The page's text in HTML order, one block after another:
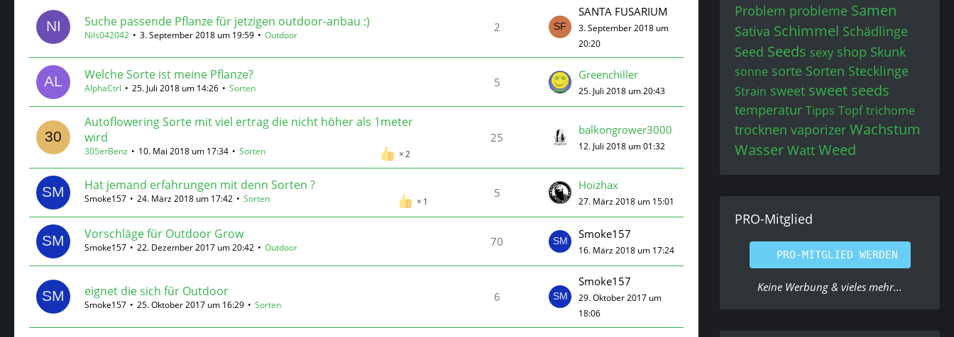
Suche passende Pflanze für jetzigen outdoor-anbau :)
Nils042042 3. September 2018 um 19:59 Outdoor
2
SANTA FUSARIUM
3. September 2018 um
20:20
Welche Sorte ist meine Pflanze?
AlphaCtrl 25. Juli 2018 um 14:26 Sorten 5
Greenchiller
25. Juli 2018 um 20:43
Autoflowering Sorte mit viel ertrag die nicht höher als 1meter
wird
2
305erBenz 10. Mai 2018 um 17:34 Sorten
25
balkongrower3000
12. Juli 2018 um 01:32
Hat jemand erfahrungen mit denn Sorten ?
1
Smoke157 24. März 2018 um 17:42 Sorten 5
Hoizhax
27. März 2018 um 15:01
Vorschläge für Outdoor Grow
Smoke157 22. Dezember 2017 um 20:42 Outdoor 70
Smoke157
16. März 2018 um 17:24
eignet die sich für Outdoor
Smoke157 25. Oktober 2017 um 16:29 Sorten
6
Smoke157
29. Oktober 2017 um
18:06
Problem probleme Samen
Sativa Schimmel Schädlinge
Seed Seeds sexy shop Skunk
sonne sorte Sorten Stecklinge
Strain sweet sweet seeds
temperatur Tipps Topf trichome
trocknen vaporizer Wachstum
Wasser Watt Weed
PRO-Mitglied
PRO-MITGLIED WERDEN
Keine Werbung & vieles mehr...